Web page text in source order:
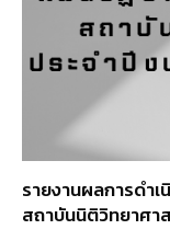
รายงานผลการดำ
สถาบันนิติวิทยาศา